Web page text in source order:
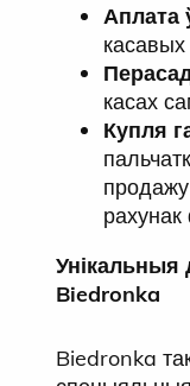
Аплата
касах
Купля
Biedronka
Biedronka